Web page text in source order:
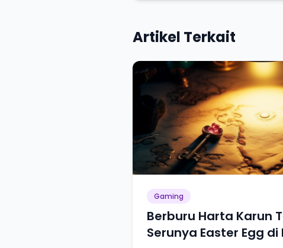
Artikel Terkait
Gaming
Berburu Harta Karun
Serunya Easter Egg